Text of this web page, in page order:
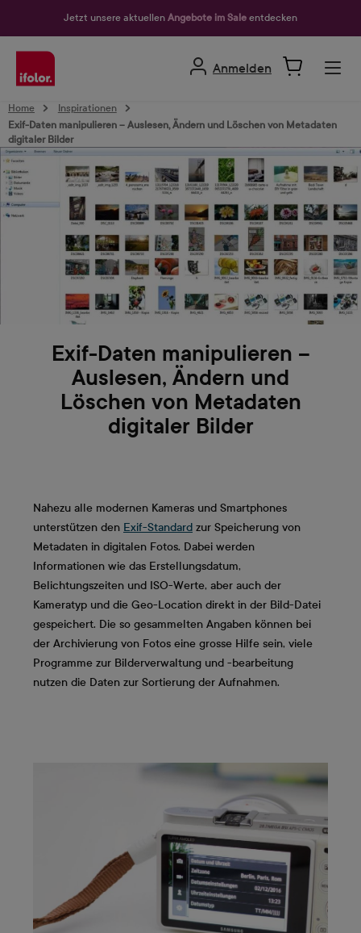
Jetzt unsere aktuellen Angebote im Sale entdecken
Anmelden
Home
Inspirationen
Exif-Daten manipulieren – Auslesen, Ändern und Löschen von Metadaten
digitaler Bilder
Exif-Daten manipulieren –
Auslesen, Ändern und
Löschen von Metadaten
digitaler Bilder
Nahezu alle modernen Kameras und Smartphones
unterstützen den Exif-Standard zur Speicherung von
Metadaten in digitalen Fotos. Dabei werden
Informationen wie das Erstellungsdatum,
Belichtungszeiten und ISO-Werte, aber auch der
Kameratyp und die Geo-Location direkt in der Bild-Datei
gespeichert. Die so gesammelten Angaben können bei
der Archivierung von Fotos eine grosse Hilfe sein, viele
Programme zur Bilderverwaltung und -bearbeitung
nutzen die Daten zur Sortierung der Aufnahmen.